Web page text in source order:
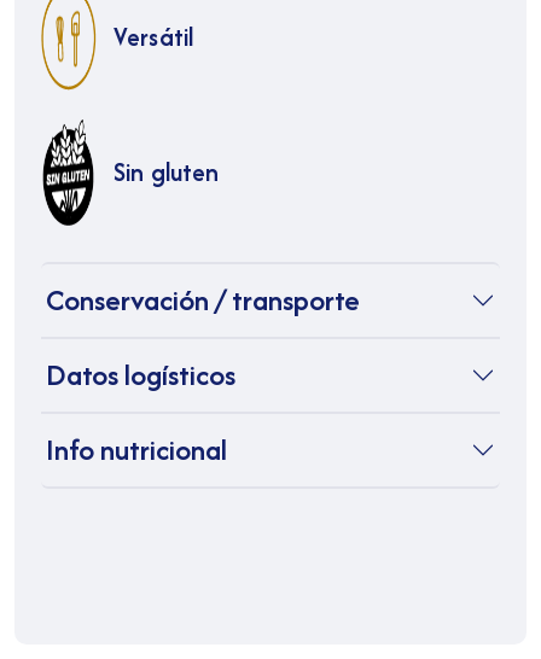
Versátil
Sin gluten
Conservación / transporte
Datos logísticos
Info nutricional